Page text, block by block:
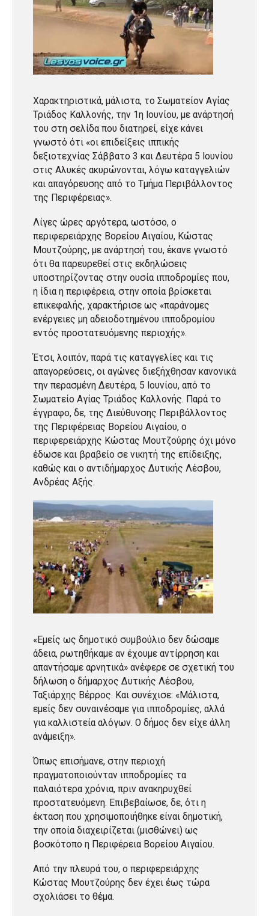
Χαρακτηριστικά, μάλιστα, το Σωματείον Αγίας
Τριάδος Καλλονής, την 1η Ιουνίου, με ανάρτησή
του στη σελίδα που διατηρεί, είχε κάνει
γνωστό ότι «οι επιδείξεις ιππικής
δεξιοτεχνίας Σάββατο 3 και Δευτέρα 5 Ιουνίου
στις Αλυκές ακυρώνονται, λόγω καταγγελιών
και απαγόρευσης από το Τμήμα Περιβάλλοντος
της Περιφέρειας».
Λίγες ώρες αργότερα, ωστόσο, ο
περιφερειάρχης Βορείου Αιγαίου, Κώστας
Μουτζούρης, με ανάρτησή του, έκανε γνωστό
ότι θα παρευρεθεί στις εκδηλώσεις
υποστηρίζοντας στην ουσία ιπποδρομίες που,
η ίδια η περιφέρεια, στην οποία βρίσκεται
επικεφαλής, χαρακτήρισε ως «παράνομες
ενέργειες μη αδειοδοτημένου ιπποδρομίου
εντός προστατευόμενης περιοχής».
Έτσι, λοιπόν, παρά τις καταγγελίες και τις
απαγορεύσεις, οι αγώνες διεξήχθησαν κανονικά
την περασμένη Δευτέρα, 5 Ιουνίου, από το
Σωματείο Αγίας Τριάδος Καλλονής. Παρά το
έγγραφο, δε, της Διεύθυνσης Περιβάλλοντος
της Περιφέρειας Βορείου Αιγαίου, ο
περιφερειάρχης Κώστας Μουτζούρης όχι μόνο
έδωσε και βραβείο σε νικητή της επίδειξης,
καθώς και ο αντιδήμαρχος Δυτικής Λέσβου,
Ανδρέας Αξής.
«Εμείς ως δημοτικό συμβούλιο δεν δώσαμε
άδεια, ρωτηθήκαμε αν έχουμε αντίρρηση και
απαντήσαμε αρνητικά» ανέφερε σε σχετική του
δήλωση ο δήμαρχος Δυτικής Λέσβου,
Ταξιάρχης Βέρρος. Και συνέχισε: «Μάλιστα,
εμείς δεν συναινέσαμε για ιπποδρομίες, αλλά
για καλλιστεία αλόγων. Ο δήμος δεν είχε άλλη
ανάμειξη».
Όπως επισήμανε, στην περιοχή
πραγματοποιούνταν ιπποδρομίες τα
παλαιότερα χρόνια, πριν ανακηρυχθεί
προστατευόμενη. Επιβεβαίωσε, δε, ότι η
έκταση που χρησιμοποιήθηκε είναι δημοτική,
την οποία διαχειρίζεται (μισθώνει) ως
βοσκότοπο η Περιφέρεια Βορείου Αιγαίου.
Από την πλευρά του, ο περιφερειάρχης
Κώστας Μουτζούρης δεν έχει έως τώρα
σχολιάσει το θέμα.